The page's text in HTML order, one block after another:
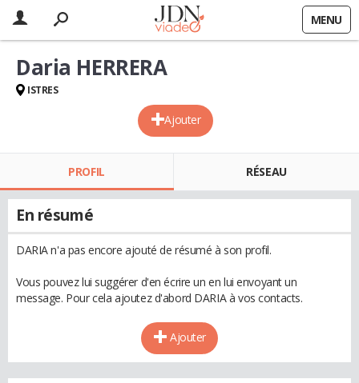
MENU
Ajouter
Daria HERRERA
ISTRES
PROFIL RÉSEAU
En résumé
DARIA n'a pas encore ajouté de résumé à son profil.
Vous pouvez lui suggérer d'en écrire un en lui envoyant un
message. Pour cela ajoutez d'abord DARIA à vos contacts.
Ajouter